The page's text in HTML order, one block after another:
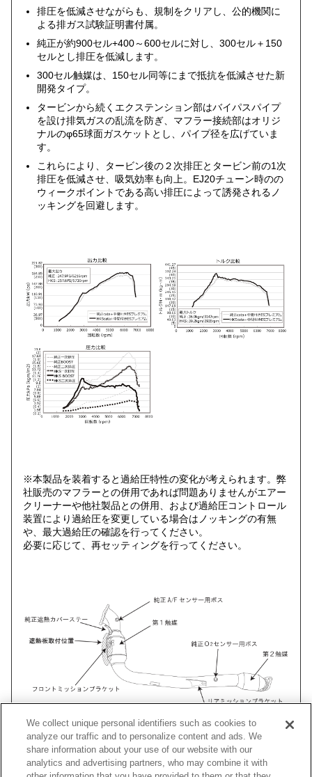
排圧を低減させながらも、規制をクリアし、公的機関に
よる排ガス試験証明書付属。
純正が約900セル+400～600セルに対し、300セル＋150
セルとし排圧を低減します。
300セル触媒は、150セル同等にまで抵抗を低減させた新
開発タイプ。
タービンから続くエクステンション部はバイパスパイプ
を設け排気ガスの乱流を防ぎ、マフラー接続部はオリジ
ナルのφ65球面ガスケットとし、パイプ径を広げていま
す。
これらにより、タービン後の２次排圧とタービン前の1次
排圧を低減させ、吸気効率も向上。EJ20チューン時のの
ウィークポイントである高い排圧によって誘発されるノ
ッキングを回避します。
※本製品を装着すると過給圧特性の変化が考えられます。弊
社販売のマフラーとの併用であれば問題ありませんがエアー
クリーナーや他社製品との併用、および過給圧コントロール
装置により過給圧を変更している場合はノッキングの有無
や、最大過給圧の確認を行ってください。
必要に応じて、再セッティングを行ってください。
車種 類別 型式 エンジン 年式
We collect unique personal identifiers such as cookies to
analyze our traffic and to personalize content and ads. We
share information about your use of our website with our
analytics and advertising partners, who may combine it with